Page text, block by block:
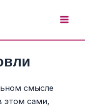
смысле
этом сами,